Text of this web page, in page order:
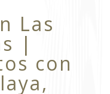
Las
|
con